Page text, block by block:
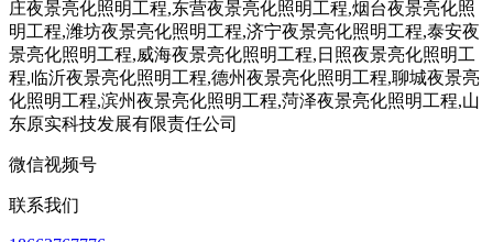
微信视频号
联系我们